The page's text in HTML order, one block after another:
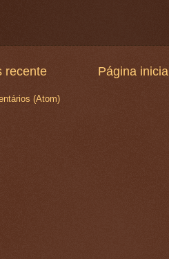
recente Página inicial
(Atom)